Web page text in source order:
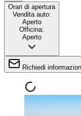
Orari di apertura
Vendita auto:
Aperto
Officina:
Aperto
Richiedi